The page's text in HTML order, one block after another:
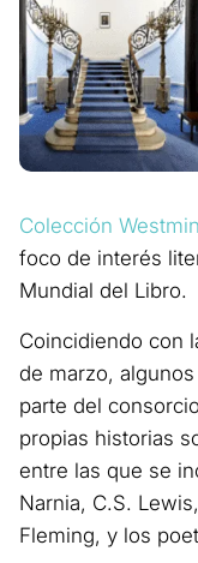
Colección
foco de interés
Mundial del Libro.
Coincidiendo con
de marzo,
parte del
propias historias
entre las que se
Narnia, C.S.
Fleming, y los